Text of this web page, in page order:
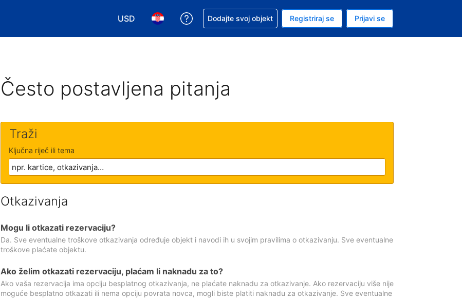
USD
Odaberite valutu. Vaša je trenutačna valuta Američki dolar
Odaberite svoj jezik. Vaš je trenutačni jezik Hrvatskom
Zatražite pomoć sa svojom rezervacijom
Dodajte svoj objekt Registriraj se Prijavi se
Često postavljena pitanja
Traži
Ključna riječ ili tema
Otkazivanja
Mogu li otkazati rezervaciju?
Da. Sve eventualne troškove otkazivanja određuje objekt i navodi ih u svojim pravilima o otkazivanju. Sve eventualne
troškove plaćate objektu.
Ako želim otkazati rezervaciju, plaćam li naknadu za to?
Ako vaša rezervacija ima opciju besplatnog otkazivanja, ne plaćate naknadu za otkazivanje. Ako rezervaciju više nije
moguće besplatno otkazati ili nema opciju povrata novca, mogli biste platiti naknadu za otkazivanje. Sve eventualne